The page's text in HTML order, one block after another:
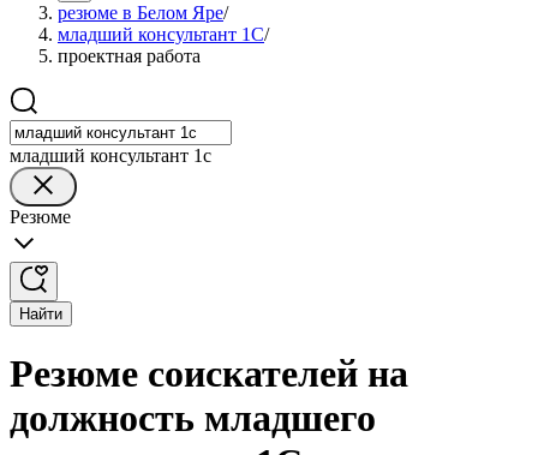
резюме в Белом Яре/
младший консультант 1С/
проектная работа
младший консультант 1с
Резюме
Найти
Резюме соискателей на
должность младшего